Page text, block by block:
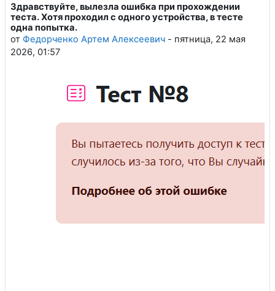
Здравствуйте, вылезла ошибка при прохождении
теста. Хотя проходил с одного устройства, в тесте
одна попытка.
от Федорченко Артем Алексеевич - пятница, 22 мая
2026, 01:57
Количество ответов: 1